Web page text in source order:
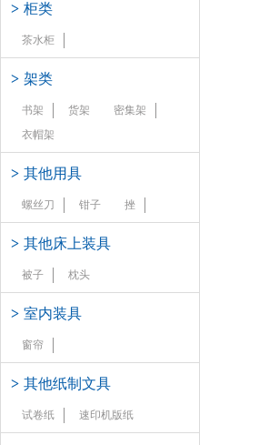
> 柜类
茶水柜
> 架类
书架 货架
密集架
衣帽架
> 其他用具
螺丝刀 钳子 挫
> 其他床上装具
被子 枕头
> 室内装具
窗帘
> 其他纸制文具
试卷纸 速印机版纸